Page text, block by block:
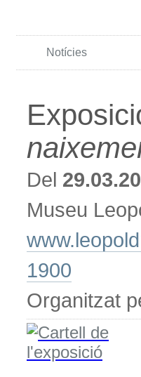
Notícies
Del
Museu
1900
Organitzat